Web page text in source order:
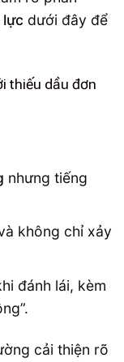
dưới đây để
thiếu dầu đơn
nhưng tiếng
không chỉ xảy
đánh lái, kèm
cải thiện rõ